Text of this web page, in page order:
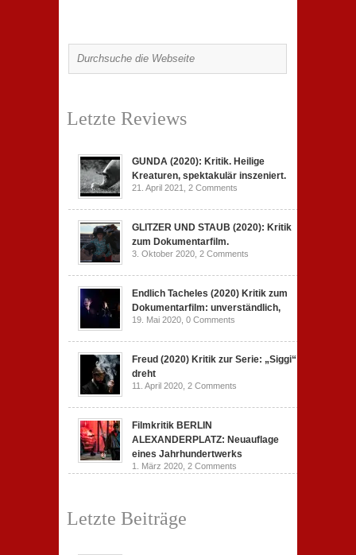
Letzte Reviews
GUNDA (2020): Kritik. Heilige
Kreaturen, spektakulär inszeniert.
21. April 2021, 2 Comments
GLITZER UND STAUB (2020): Kritik
zum Dokumentarfilm.
3. Oktober 2020, 2 Comments
Endlich Tacheles (2020) Kritik zum
Dokumentarfilm: unverständlich,
19. Mai 2020, 0 Comments
Freud (2020) Kritik zur Serie: „Siggi“
dreht
11. April 2020, 2 Comments
Filmkritik BERLIN
ALEXANDERPLATZ: Neuauflage
eines Jahrhundertwerks
1. März 2020, 2 Comments
Letzte Beiträge